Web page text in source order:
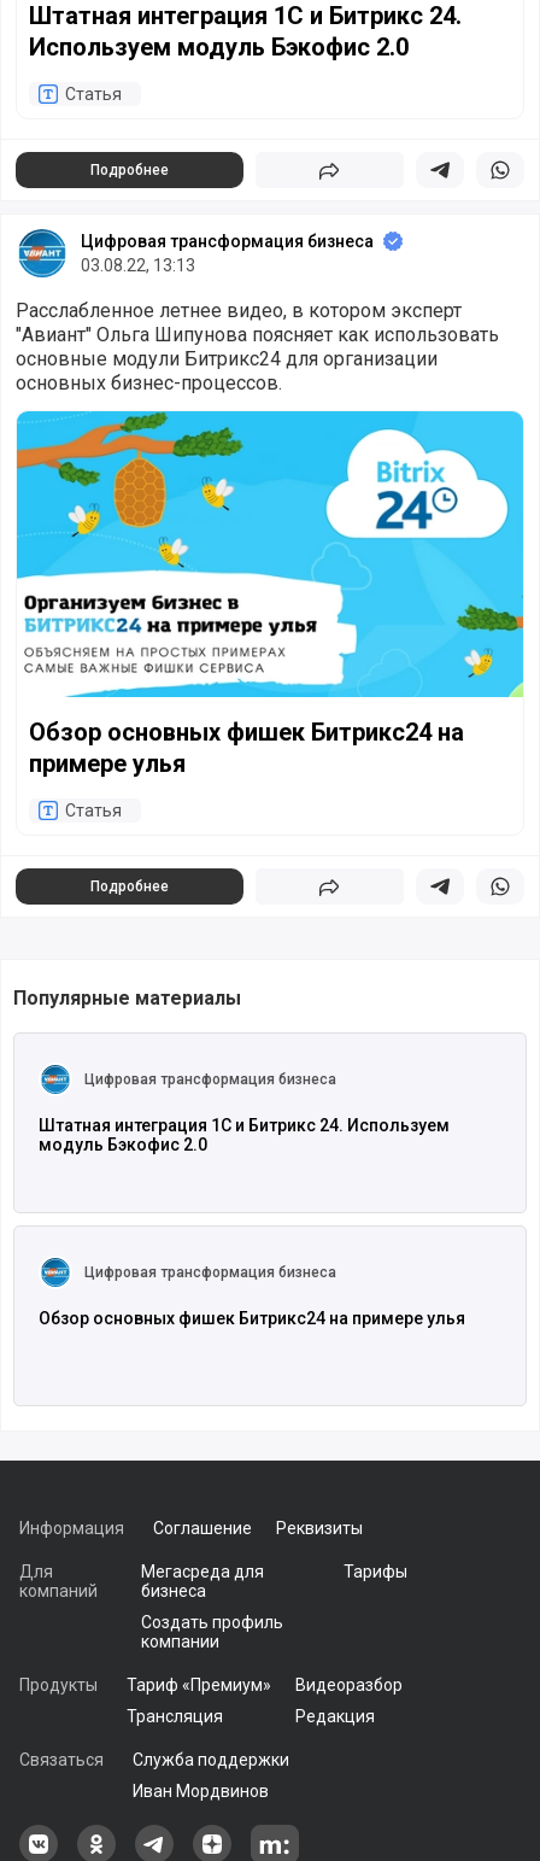
Штатная интеграция 1С и Битрикс 24.
Используем модуль Бэкофис 2.0
Статья
Подробнее Поделиться Поделиться в
Цифровая трансформация бизнеса
03.08.22, 13:13
Расслабленное летнее видео, в котором эксперт
"Авиант" Ольга Шипунова поясняет как использовать
основные модули Битрикс24 для организации
основных бизнес-процессов.
Обзор основных фишек Битрикс24 на примере улья
Обзор основных фишек Битрикс24 на
примере улья
Статья
Подробнее Поделиться Поделиться в
Популярные материалы
Цифровая трансформация бизнеса
Штатная интеграция 1С и Битрикс 24. Используем
модуль Бэкофис 2.0
Цифровая трансформация бизнеса
Обзор основных фишек Битрикс24 на примере улья
Информация Соглашение Реквизиты
Для
компаний
Мегасреда для
бизнеса
Тарифы
Создать профиль
компании
Продукты Тариф «Премиум»
Видеоразбор
Трансляция
Редакция
Связаться
Служба поддержки
Иван Мордвинов
Наша группа в ВКонтакте
Наша группа на Одноклассники[
Наша группа в Telegram
наш профиль на Дзен
Наш аккаунт на Мегасреде